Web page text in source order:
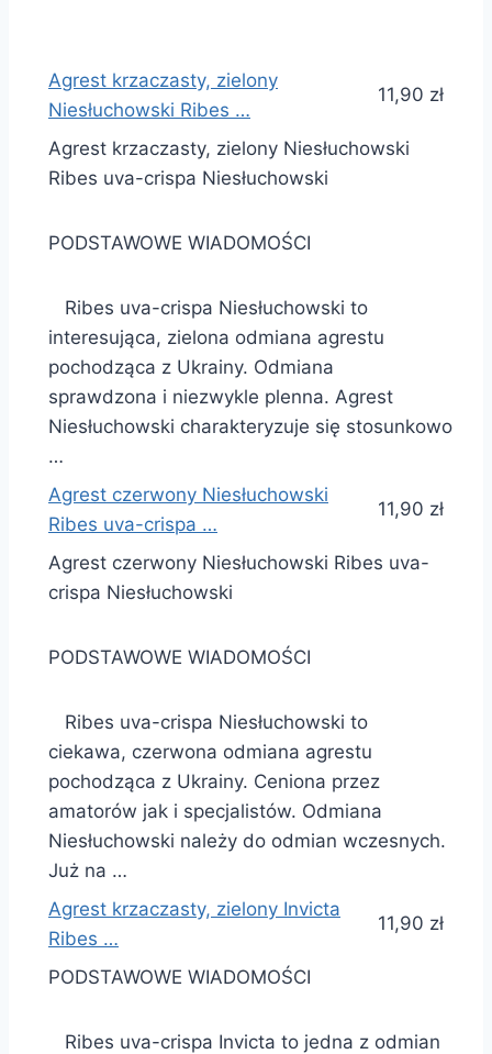
Agrest krzaczasty, zielony
Niesłuchowski Ribes …
11,90 zł
Agrest krzaczasty, zielony Niesłuchowski
Ribes uva-crispa Niesłuchowski
PODSTAWOWE WIADOMOŚCI
Ribes uva-crispa Niesłuchowski to
interesująca, zielona odmiana agrestu
pochodząca z Ukrainy. Odmiana
sprawdzona i niezwykle plenna. Agrest
Niesłuchowski charakteryzuje się stosunkowo
…
Agrest czerwony Niesłuchowski
Ribes uva-crispa …
11,90 zł
Agrest czerwony Niesłuchowski Ribes uva-
crispa Niesłuchowski
PODSTAWOWE WIADOMOŚCI
Ribes uva-crispa Niesłuchowski to
ciekawa, czerwona odmiana agrestu
pochodząca z Ukrainy. Ceniona przez
amatorów jak i specjalistów. Odmiana
Niesłuchowski należy do odmian wczesnych.
Już na …
Agrest krzaczasty, zielony Invicta
Ribes …
11,90 zł
PODSTAWOWE WIADOMOŚCI
Ribes uva-crispa Invicta to jedna z odmian